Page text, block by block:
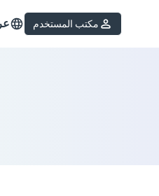
مكتب المستخدم